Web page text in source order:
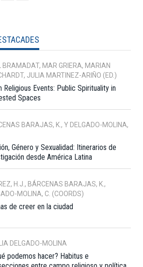
BRAMADAT, MAR GRIERA, MARIAN
JULIA MARTINEZ-ARIÑO (ED.)
Religious Events: Public Spirituality in
Spaces
BARAJAS, K., Y DELGADO-MOLINA,
Género y Sexualidad: Itinerarios de
desde América Latina
H.J., BÁRCENAS BARAJAS, K.,
MOLINA, C. (COORDS)
de creer en la ciudad
DELGADO-MOLINA
podemos hacer? Habitus e